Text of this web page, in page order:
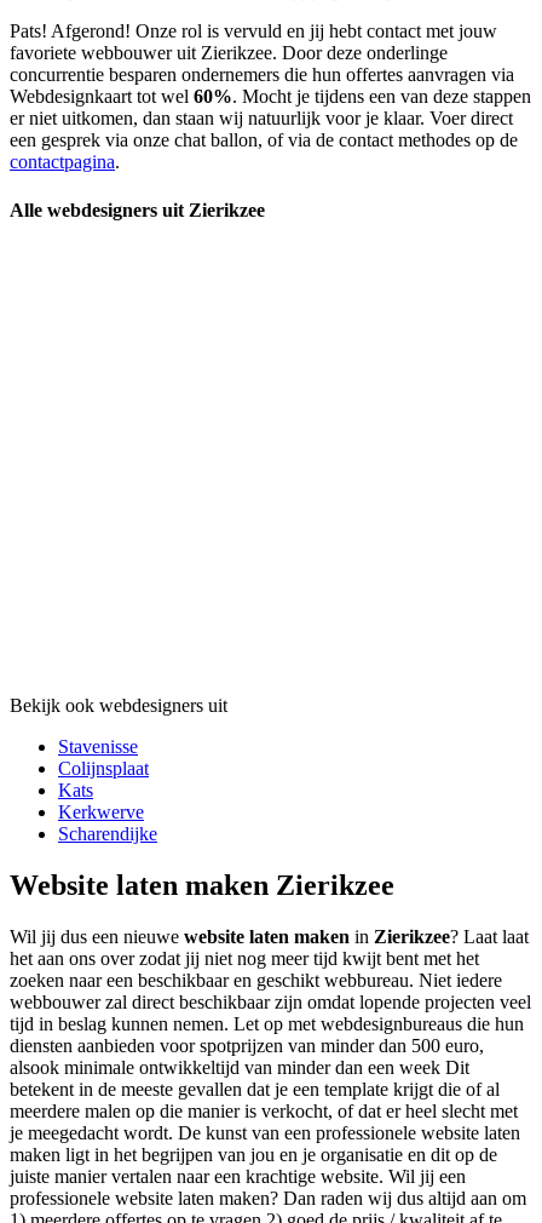
Pats! Afgerond! Onze rol is vervuld en jij hebt contact met jouw
favoriete webbouwer uit Zierikzee. Door deze onderlinge
concurrentie besparen ondernemers die hun offertes aanvragen via
Webdesignkaart tot wel 60%. Mocht je tijdens een van deze stappen
er niet uitkomen, dan staan wij natuurlijk voor je klaar. Voer direct
een gesprek via onze chat ballon, of via de contact methodes op de
contactpagina.
Alle webdesigners uit Zierikzee
Bekijk ook webdesigners uit
Stavenisse
Colijnsplaat
Kats
Kerkwerve
Scharendijke
Website laten maken Zierikzee
Wil jij dus een nieuwe website laten maken in Zierikzee? Laat laat
het aan ons over zodat jij niet nog meer tijd kwijt bent met het
zoeken naar een beschikbaar en geschikt webbureau. Niet iedere
webbouwer zal direct beschikbaar zijn omdat lopende projecten veel
tijd in beslag kunnen nemen. Let op met webdesignbureaus die hun
diensten aanbieden voor spotprijzen van minder dan 500 euro,
alsook minimale ontwikkeltijd van minder dan een week Dit
betekent in de meeste gevallen dat je een template krijgt die of al
meerdere malen op die manier is verkocht, of dat er heel slecht met
je meegedacht wordt. De kunst van een professionele website laten
maken ligt in het begrijpen van jou en je organisatie en dit op de
juiste manier vertalen naar een krachtige website. Wil jij een
professionele website laten maken? Dan raden wij dus altijd aan om